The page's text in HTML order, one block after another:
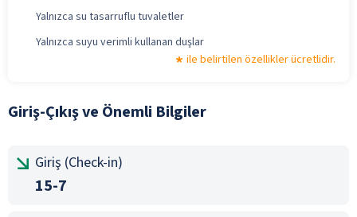
Yalnızca su tasarruflu tuvaletler
Yalnızca suyu verimli kullanan duşlar
ile belirtilen özellikler ücretlidir.
Giriş-Çıkış ve Önemli Bilgiler
Giriş (Check-in)
15-7